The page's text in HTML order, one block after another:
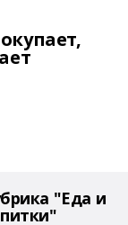
"Еда и